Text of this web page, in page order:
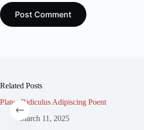
Post Comment
Related Posts
Platea Ridiculus Adipiscing Poent
March 11, 2025